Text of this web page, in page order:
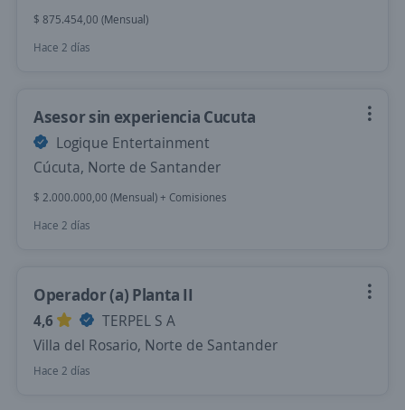
$ 875.454,00 (Mensual)
Hace 2 días
Asesor sin experiencia Cucuta
Logique Entertainment
Cúcuta, Norte de Santander
$ 2.000.000,00 (Mensual) + Comisiones
Hace 2 días
Operador (a) Planta II
4,6
TERPEL S A
Villa del Rosario, Norte de Santander
Hace 2 días